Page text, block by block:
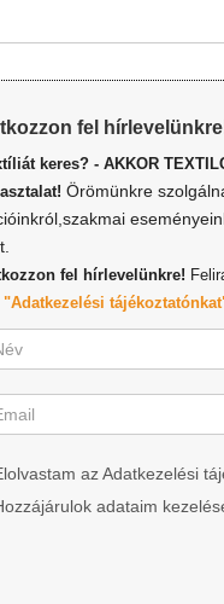
fel
keres? - AKKOR
Örömünkre
fel hírlevelünkre!
"Adatkezelési
az Adatkezelési
adataim